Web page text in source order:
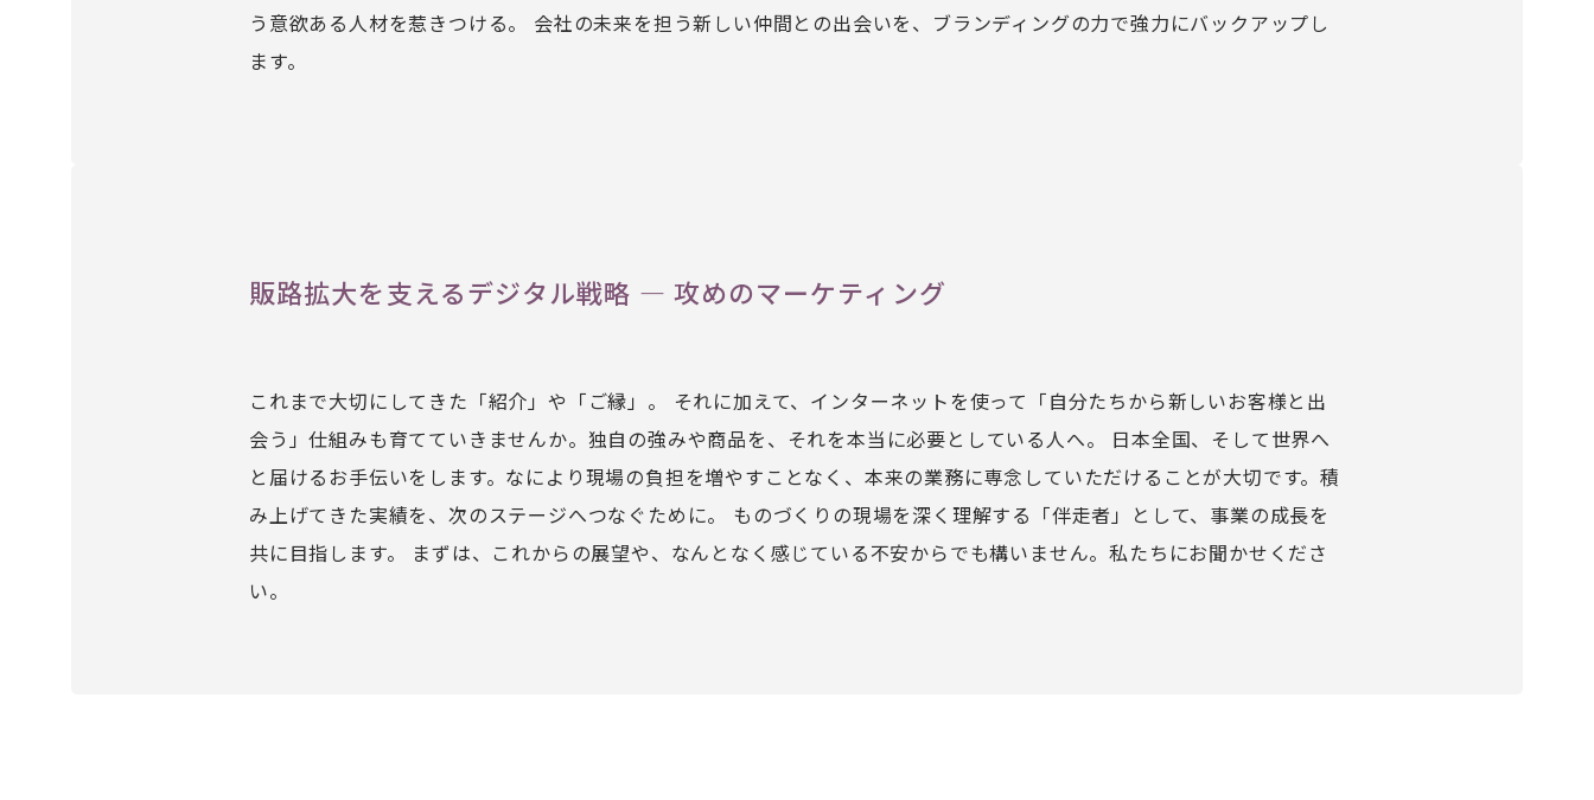
う意欲ある人材を惹きつける。 会社の未来を担う新しい仲間との出会いを、ブランディングの力で強力にバックアップし
ます。
販路拡大を支えるデジタル戦略 ― 攻めのマーケティング
これまで大切にしてきた「紹介」や「ご縁」。 それに加えて、インターネットを使って「自分たちから新しいお客様と出
会う」仕組みも育てていきませんか。独自の強みや商品を、それを本当に必要としている人へ。 日本全国、そして世界へ
と届けるお手伝いをします。なにより現場の負担を増やすことなく、本来の業務に専念していただけることが大切です。積
み上げてきた実績を、次のステージへつなぐために。 ものづくりの現場を深く理解する「伴走者」として、事業の成長を
共に目指します。 まずは、これからの展望や、なんとなく感じている不安からでも構いません。私たちにお聞かせくださ
い。